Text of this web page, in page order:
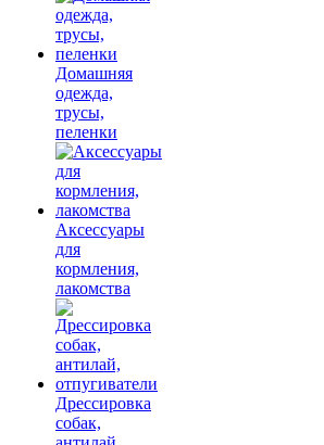
Домашняя
одежда,
трусы,
пеленки
Аксессуары
для
кормления,
лакомства
Дрессировка
собак,